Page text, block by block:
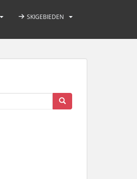
SKIGEBIEDEN